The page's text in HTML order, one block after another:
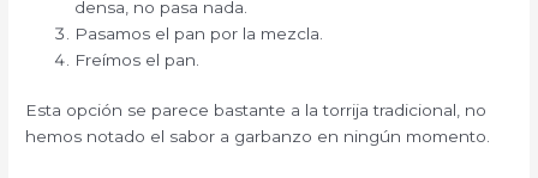
densa, no pasa nada.
Pasamos el pan por la mezcla.
Freímos el pan.
Esta opción se parece bastante a la torrija tradicional, no
hemos notado el sabor a garbanzo en ningún momento.